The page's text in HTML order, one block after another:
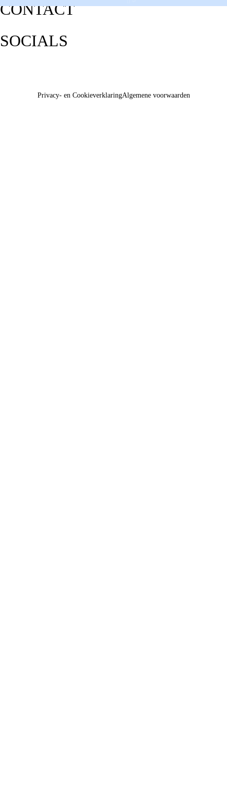
CONTACT
SOCIALS
Privacy- en CookieverklaringAlgemene voorwaarden